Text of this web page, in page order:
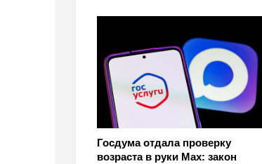
Госдума отдала проверку
возраста в руки Max: закон